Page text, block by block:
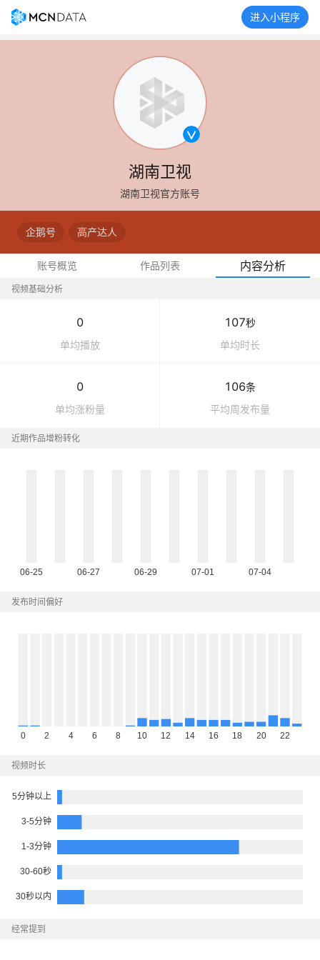
进入小程序
湖南卫视
湖南卫视官方账号
企鹅号 高产达人
账号概览 作品列表 内容分析
视频基础分析
0
单均播放
107秒
单均时长
0
单均涨粉量
106条
平均周发布量
近期作品增粉转化
发布时间偏好
视频时长
经常提到